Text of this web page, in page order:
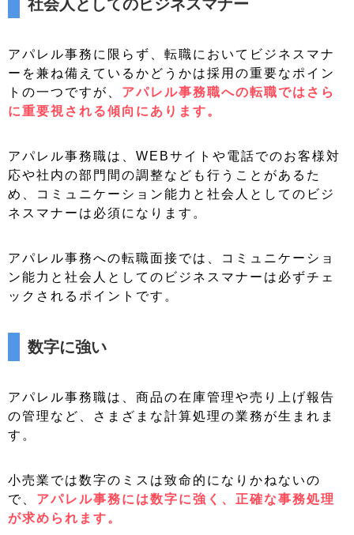
社会人としてのビジネスマナー
アパレル事務に限らず、転職においてビジネスマナ
ーを兼ね備えているかどうかは採用の重要なポイン
トの一つですが、 アパレル事務職への転職ではさら
に重要視される傾向にあります。
アパレル事務職は、WEBサイトや電話でのお客様対
応や社内の部門間の調整なども行うことがあるた
め、コミュニケーション能力と社会人としてのビジ
ネスマナーは必須になります。
アパレル事務への転職面接では、コミュニケーショ
ン能力と社会人としてのビジネスマナーは必ずチェ
ックされるポイントです。
数字に強い
アパレル事務職は、商品の在庫管理や売り上げ報告
の管理など、さまざまな計算処理の業務が生まれま
す。
小売業では数字のミスは致命的になりかねないの
で、 アパレル事務には数字に強く、正確な事務処理
が求められます。